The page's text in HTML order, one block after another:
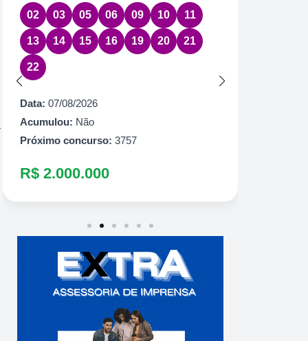
02 03 05 06 09 10 11
13 14 15 16 19 20 21
22
Data: 07/08/2026
Acumulou: Não
Próximo concurso: 3757
R$ 2.000.000